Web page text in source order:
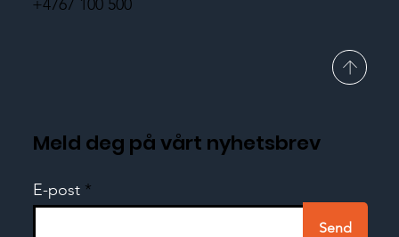
+4767 100 500
Meld deg på vårt nyhetsbrev
E-post
Send